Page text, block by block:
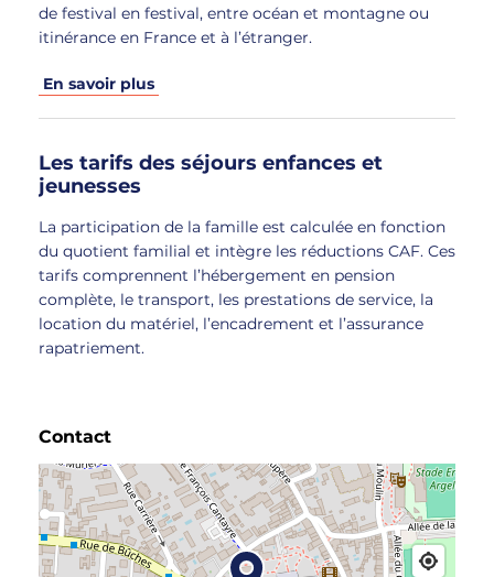
de festival en festival, entre océan et montagne ou
itinérance en France et à l’étranger.
En savoir plus
Les tarifs des séjours enfances et
jeunesses
La participation de la famille est calculée en fonction
du quotient familial et intègre les réductions CAF. Ces
tarifs comprennent l’hébergement en pension
complète, le transport, les prestations de service, la
location du matériel, l’encadrement et l’assurance
rapatriement.
Contact